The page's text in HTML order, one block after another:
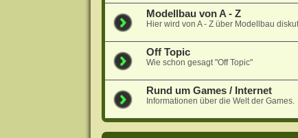
Modellbau von A - Z
Hier wird von A - Z über Modellbau
Off Topic
Wie schon gesagt "Off Topic"
Rund um Games / Internet
Informationen über die Welt der Games.